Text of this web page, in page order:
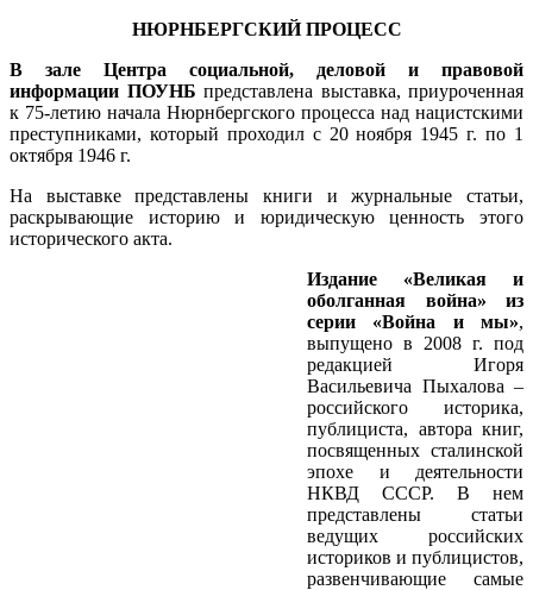
НЮРНБЕРГСКИЙ ПРОЦЕСС
В зале Центра социальной, деловой и правовой
информации ПОУНБ представлена выставка, приуроченная
к 75-летию начала Нюрнбергского процесса над нацистскими
преступниками, который проходил с 20 ноября 1945 г. по 1
октября 1946 г.
На выставке представлены книги и журнальные статьи,
раскрывающие историю и юридическую ценность этого
исторического акта.
Издание «Великая и
оболганная война» из
серии «Война и мы»,
выпущено в 2008 г. под
редакцией Игоря
Васильевича Пыхалова –
российского историка,
публициста, автора книг,
посвященных сталинской
эпохе и деятельности
НКВД СССР. В нем
представлены статьи
ведущих российских
историков и публицистов,
развенчивающие самые